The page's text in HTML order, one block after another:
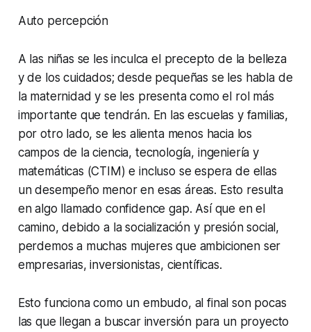
Auto percepción
A las niñas se les inculca el precepto de la belleza
y de los cuidados; desde pequeñas se les habla de
la maternidad y se les presenta como el rol más
importante que tendrán. En las escuelas y familias,
por otro lado, se les alienta menos hacia los
campos de la ciencia, tecnología, ingeniería y
matemáticas (CTIM) e incluso se espera de ellas
un desempeño menor en esas áreas. Esto resulta
en algo llamado confidence gap. Así que en el
camino, debido a la socialización y presión social,
perdemos a muchas mujeres que ambicionen ser
empresarias, inversionistas, científicas.
Esto funciona como un embudo, al final son pocas
las que llegan a buscar inversión para un proyecto